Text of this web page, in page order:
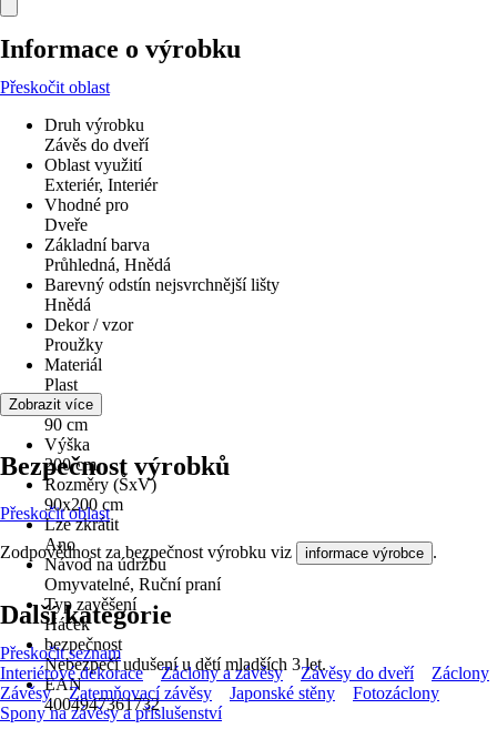
Informace o výrobku
Přeskočit oblast
Druh výrobku
Závěs do dveří
Oblast využití
Exteriér, Interiér
Vhodné pro
Dveře
Základní barva
Průhledná, Hnědá
Barevný odstín nejsvrchnější lišty
Hnědá
Dekor / vzor
Proužky
Materiál
Plast
Šířka
90 cm
Výška
200 cm
Rozměry (ŠxV)
90x200 cm
Lze zkrátit
Ano
Návod na údržbu
Omyvatelné, Ruční praní
Typ zavěšení
Háček
bezpečnost
Nebezpečí udušení u dětí mladších 3 let.
EAN
4004947361732
Zobrazit více
Bezpečnost výrobků
Přeskočit oblast
Zodpovědnost za bezpečnost výrobku viz informace výrobce .
Další kategorie
Přeskočit seznam
Interiérové dekorace
Záclony a závěsy Závěsy do dveří
Záclony
Závěsy
Zatemňovací závěsy Japonské stěny
Fotozáclony
Spony na závěsy a příslušenství